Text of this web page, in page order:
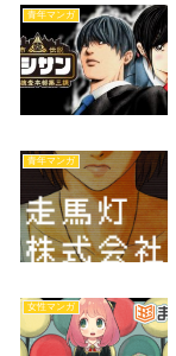
青年マンガ
青年マンガ
女性マンガ